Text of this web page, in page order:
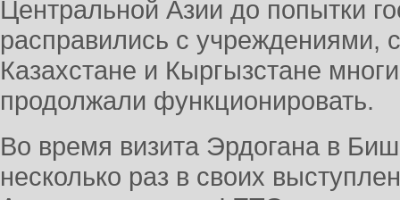
Центральной Азии до попытки
расправились с учреждениями,
Казахстане и Кыргызстане
продолжали функционировать.
Во время визита Эрдогана в
несколько раз в своих